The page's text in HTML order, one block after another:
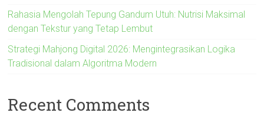
Rahasia Mengolah Tepung Gandum Utuh: Nutrisi Maksimal
dengan Tekstur yang Tetap Lembut
Strategi Mahjong Digital 2026: Mengintegrasikan Logika
Tradisional dalam Algoritma Modern
Recent Comments